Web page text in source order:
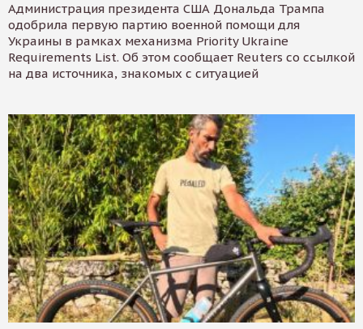
Администрация президента США Дональда Трампа
одобрила первую партию военной помощи для
Украины в рамках механизма Priority Ukraine
Requirements List. Об этом сообщает Reuters со ссылкой
на два источника, знакомых с ситуацией